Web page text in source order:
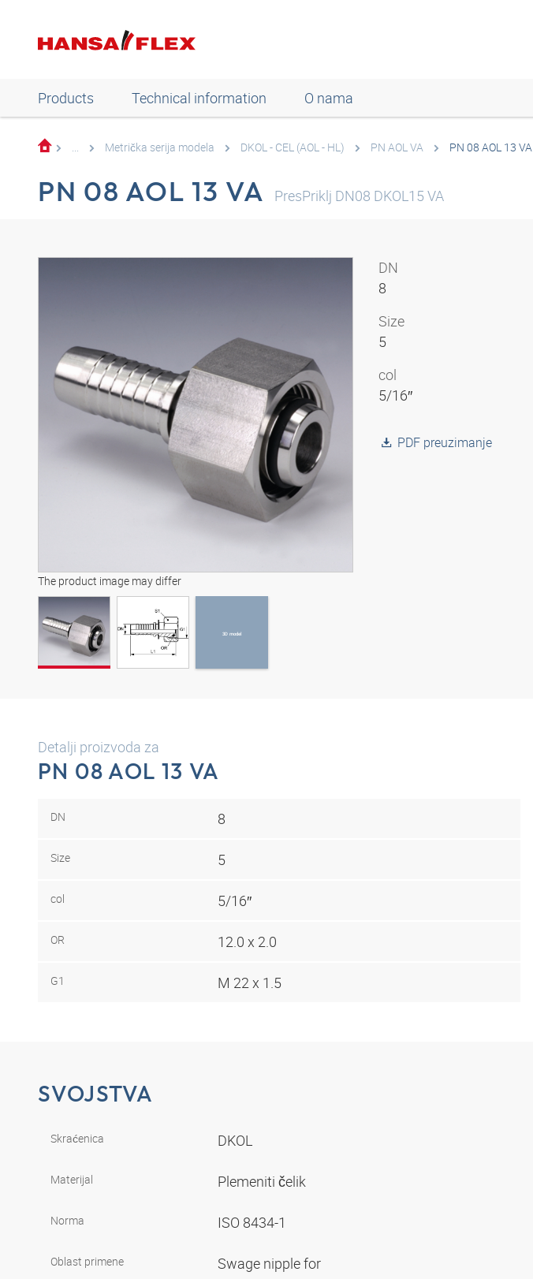
Products Technical information O nama
... Metrička serija modela DKOL - CEL (AOL - HL) PN AOL VA PN 08 AOL 13 VA
PN 08 AOL 13 VA PresPriklj DN08 DKOL15 VA
The product image may differ
3D model
DN
8
Size
5
col
5/16″
PDF preuzimanje
Detalji proizvoda za
PN 08 AOL 13 VA
DN 8
Size 5
col 5/16″
OR 12.0 x 2.0
G1 M 22 x 1.5
SVOJSTVA
Skraćenica DKOL
Materijal Plemeniti čelik
Norma ISO 8434-1
Oblast primene
Swage nipple for